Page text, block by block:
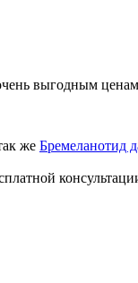
выгодным
же Бремеланотид